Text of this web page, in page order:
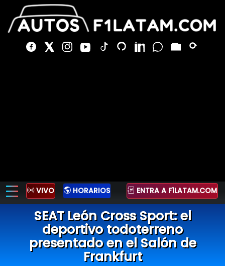
VIVO HORARIOS ENTRA A F1LATAM.COM
SEAT León Cross Sport: el
deportivo todoterreno
presentado en el Salón de
Frankfurt